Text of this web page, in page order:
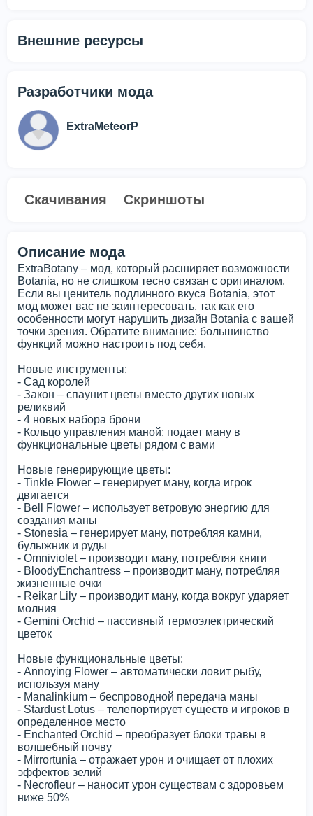
Внешние ресурсы
Разработчики мода
ExtraMeteorP
Скачивания Скриншоты
Описание мода
ExtraBotany – мод, который расширяет возможности
Botania, но не слишком тесно связан с оригиналом.
Если вы ценитель подлинного вкуса Botania, этот
мод может вас не заинтересовать, так как его
особенности могут нарушить дизайн Botania с вашей
точки зрения. Обратите внимание: большинство
функций можно настроить под себя.
Новые инструменты:
- Сад королей
- Закон – спаунит цветы вместо других новых
реликвий
- 4 новых набора брони
- Кольцо управления маной: подает ману в
функциональные цветы рядом с вами
Новые генерирующие цветы:
- Tinkle Flower – генерирует ману, когда игрок
двигается
- Bell Flower – использует ветровую энергию для
создания маны
- Stonesia – генерирует ману, потребляя камни,
булыжник и руды
- Omniviolet – производит ману, потребляя книги
- BloodyEnchantress – производит ману, потребляя
жизненные очки
- Reikar Lily – производит ману, когда вокруг ударяет
молния
- Gemini Orchid – пассивный термоэлектрический
цветок
Новые функциональные цветы:
- Annoying Flower – автоматически ловит рыбу,
используя ману
- Manalinkium – беспроводной передача маны
- Stardust Lotus – телепортирует существ и игроков в
определенное место
- Enchanted Orchid – преобразует блоки травы в
волшебный почву
- Mirrortunia – отражает урон и очищает от плохих
эффектов зелий
- Necrofleur – наносит урон существам с здоровьем
ниже 50%